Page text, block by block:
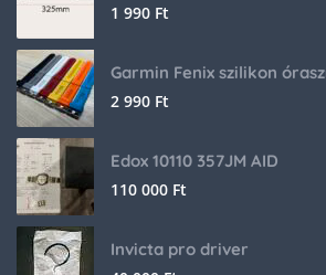
1 990 Ft
Garmin Fenix szilikon
2 990 Ft
Edox 10110 357JM AID
110 000 Ft
Invicta pro driver